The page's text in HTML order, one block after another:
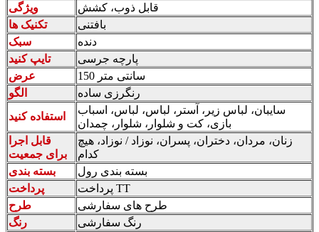
ویژگی
قابل ذوب، کشش
تکنیک ها
بافتنی
سبک
دنده
تایپ کنید
پارچه جرسی
عرض
150 سانتی متر
الگو
رنگرزی ساده
استفاده کنید
سایبان، لباس زیر، آستر، لباس، لباس، اسباب
بازی، کت و شلوار، شلوار، چمدان
قابل اجرا
برای جمعیت
زنان، مردان، دختران، پسران، نوزاد / نوزاد، هیچ
کدام
بسته بندی
بسته بندی رول
پرداخت
پرداخت TT
طرح
طرح های سفارشی
رنگ
رنگ سفارشی